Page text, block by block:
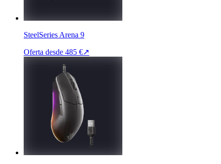
SteelSeries Arena 9
Oferta desde 485 €↗